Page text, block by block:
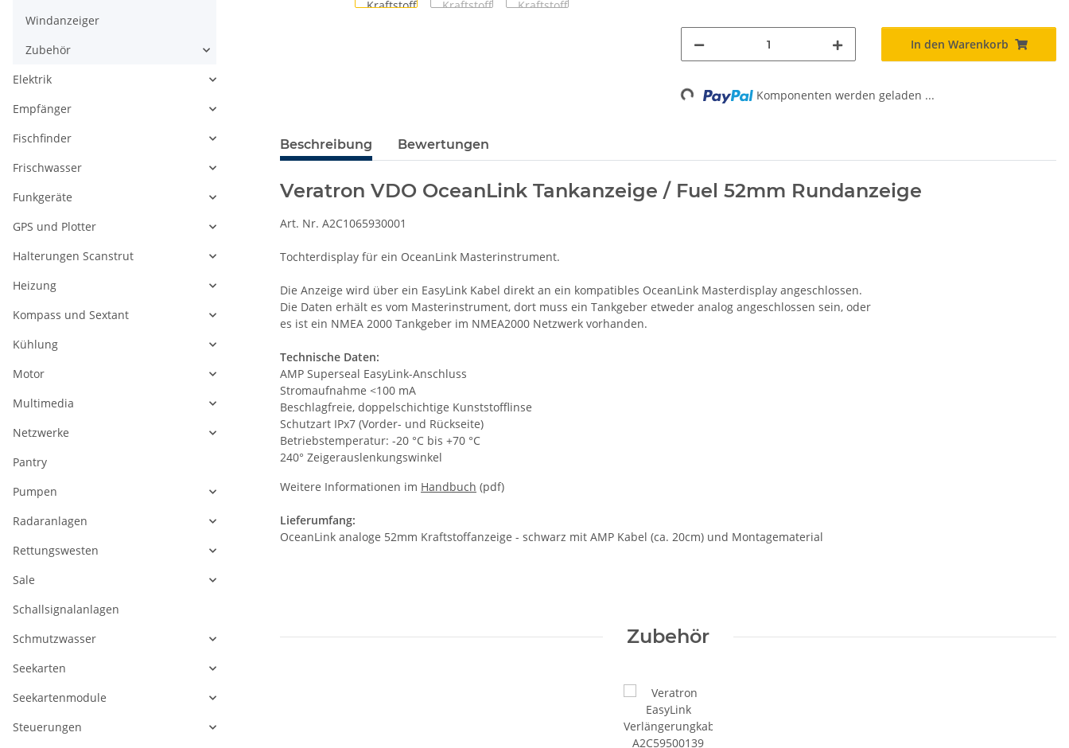
In den Warenkorb
Loading... Komponenten werden geladen ...
Beschreibung Bewertungen
Veratron VDO OceanLink Tankanzeige / Fuel 52mm Rundanzeige
Art. Nr. A2C1065930001
Tochterdisplay für ein OceanLink Masterinstrument.
Die Anzeige wird über ein EasyLink Kabel direkt an ein kompatibles OceanLink Masterdisplay angeschlossen.
Die Daten erhält es vom Masterinstrument, dort muss ein Tankgeber etweder analog angeschlossen sein, oder
es ist ein NMEA 2000 Tankgeber im NMEA2000 Netzwerk vorhanden.
Technische Daten:
AMP Superseal EasyLink-Anschluss
Stromaufnahme <100 mA
Beschlagfreie, doppelschichtige Kunststofflinse
Schutzart IPx7 (Vorder- und Rückseite)
Betriebstemperatur: -20 °C bis +70 °C
240° Zeigerauslenkungswinkel
Weitere Informationen im Handbuch (pdf)
Lieferumfang:
OceanLink analoge 52mm Kraftstoffanzeige - schwarz mit AMP Kabel (ca. 20cm) und Montagematerial
Zubehör
Windanzeiger
Zubehör
Elektrik
Empfänger
Fischfinder
Frischwasser
Funkgeräte
GPS und Plotter
Halterungen Scanstrut
Heizung
Kompass und Sextant
Kühlung
Motor
Multimedia
Netzwerke
Pantry
Pumpen
Radaranlagen
Rettungswesten
Sale
Schallsignalanlagen
Schmutzwasser
Seekarten
Seekartenmodule
Steuerungen